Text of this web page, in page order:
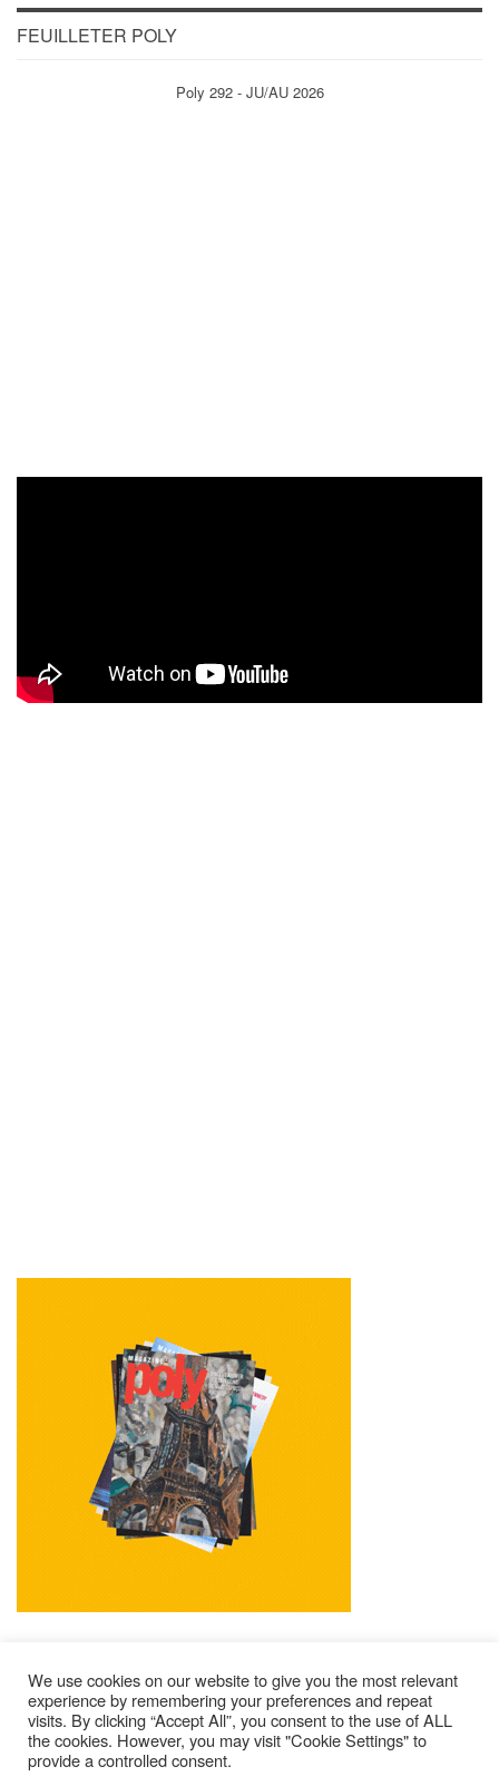
FEUILLETER POLY
Poly 292 - JU/AU 2026
Mentions Légales Contacts
Où Trouver Poly ?
Lire Les Anciens N°
S’abonner À Poly
We use cookies on our website to give you the most relevant
experience by remembering your preferences and repeat
visits. By clicking “Accept All”, you consent to the use of ALL
the cookies. However, you may visit "Cookie Settings" to
provide a controlled consent.